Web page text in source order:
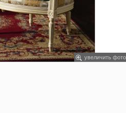
увеличить фото